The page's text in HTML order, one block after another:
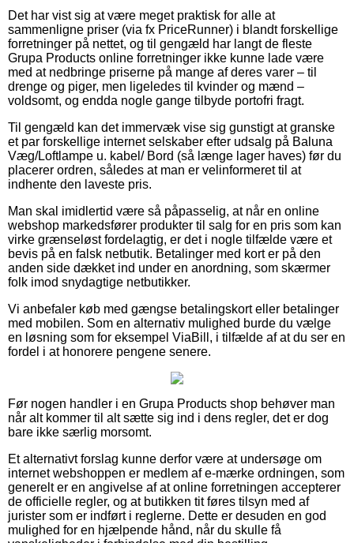
Det har vist sig at være meget praktisk for alle at
sammenligne priser (via fx PriceRunner) i blandt forskellige
forretninger på nettet, og til gengæld har langt de fleste
Grupa Products online forretninger ikke kunne lade være
med at nedbringe priserne på mange af deres varer – til
drenge og piger, men ligeledes til kvinder og mænd –
voldsomt, og endda nogle gange tilbyde portofri fragt.
Til gengæld kan det immervæk vise sig gunstigt at granske
et par forskellige internet selskaber efter udsalg på Baluna
Væg/Loftlampe u. kabel/ Bord (så længe lager haves) før du
placerer ordren, således at man er velinformeret til at
indhente den laveste pris.
Man skal imidlertid være så påpasselig, at når en online
webshop markedsfører produkter til salg for en pris som kan
virke grænseløst fordelagtig, er det i nogle tilfælde være et
bevis på en falsk netbutik. Betalinger med kort er på den
anden side dækket ind under en anordning, som skærmer
folk imod snydagtige netbutikker.
Vi anbefaler køb med gængse betalingskort eller betalinger
med mobilen. Som en alternativ mulighed burde du vælge
en løsning som for eksempel ViaBill, i tilfælde af at du ser en
fordel i at honorere pengene senere.
Før nogen handler i en Grupa Products shop behøver man
når alt kommer til alt sætte sig ind i dens regler, det er dog
bare ikke særlig morsomt.
Et alternativt forslag kunne derfor være at undersøge om
internet webshoppen er medlem af e-mærke ordningen, som
generelt er en angivelse af at online forretningen accepterer
de officielle regler, og at butikken tit føres tilsyn med af
jurister som er indført i reglerne. Dette er desuden en god
mulighed for en hjælpende hånd, når du skulle få